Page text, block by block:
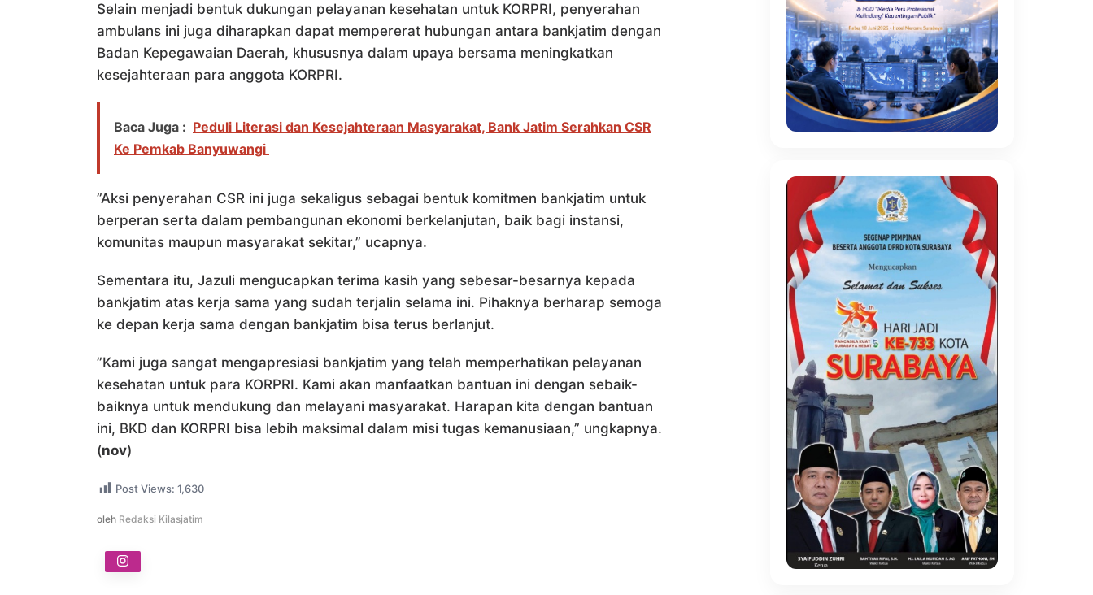
Selain menjadi bentuk dukungan pelayanan kesehatan untuk KORPRI, penyerahan
ambulans ini juga diharapkan dapat mempererat hubungan antara bankjatim dengan
Badan Kepegawaian Daerah, khususnya dalam upaya bersama meningkatkan
kesejahteraan para anggota KORPRI.
Baca Juga : Peduli Literasi dan Kesejahteraan Masyarakat, Bank Jatim Serahkan CSR
Ke Pemkab Banyuwangi
”Aksi penyerahan CSR ini juga sekaligus sebagai bentuk komitmen bankjatim untuk
berperan serta dalam pembangunan ekonomi berkelanjutan, baik bagi instansi,
komunitas maupun masyarakat sekitar,” ucapnya.
Sementara itu, Jazuli mengucapkan terima kasih yang sebesar-besarnya kepada
bankjatim atas kerja sama yang sudah terjalin selama ini. Pihaknya berharap semoga
ke depan kerja sama dengan bankjatim bisa terus berlanjut.
”Kami juga sangat mengapresiasi bankjatim yang telah memperhatikan pelayanan
kesehatan untuk para KORPRI. Kami akan manfaatkan bantuan ini dengan sebaik-
baiknya untuk mendukung dan melayani masyarakat. Harapan kita dengan bantuan
ini, BKD dan KORPRI bisa lebih maksimal dalam misi tugas kemanusiaan,” ungkapnya.
(nov)
Post Views: 1,630
oleh Redaksi Kilasjatim